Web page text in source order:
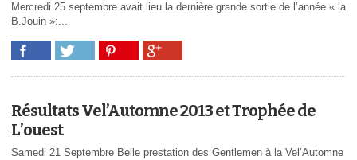
Mercredi 25 septembre avait lieu la dernière grande sortie de l’année « la
B.Jouin »:...
Résultats Vel’Automne 2013 et Trophée de
L’ouest
Samedi 21 Septembre Belle prestation des Gentlemen à la Vel’Automne